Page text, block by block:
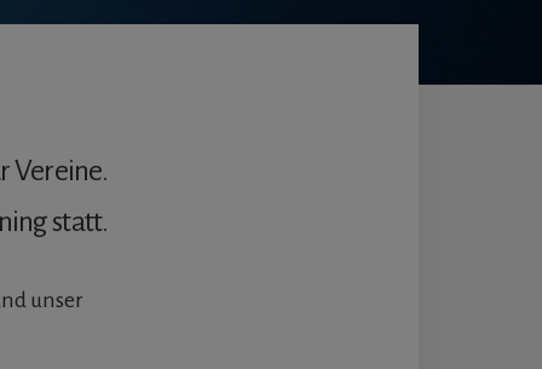
Vereine.
statt.
unser